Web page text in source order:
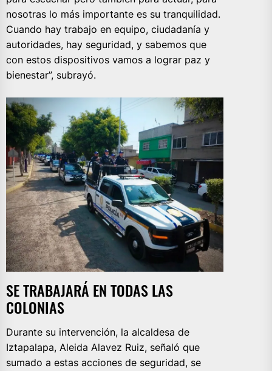
nosotras lo más importante es su tranquilidad.
Cuando hay trabajo en equipo, ciudadanía y
autoridades, hay seguridad, y sabemos que
con estos dispositivos vamos a lograr paz y
bienestar”, subrayó.
SE TRABAJARÁ EN TODAS LAS
COLONIAS
Durante su intervención, la alcaldesa de
Iztapalapa, Aleida Alavez Ruiz, señaló que
sumado a estas acciones de seguridad, se